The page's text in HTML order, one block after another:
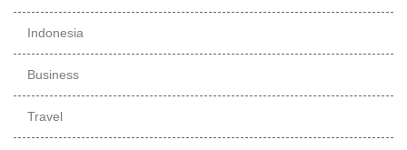
Indonesia
Business
Travel